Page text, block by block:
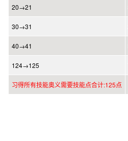
20→21
30→31
40→41
124→125
习得所有技能奥义需要技能点合计:125点